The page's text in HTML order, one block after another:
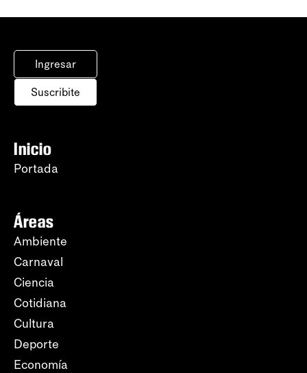
Ingresar
Suscribite
Inicio
Portada
Áreas
Ambiente
Carnaval
Ciencia
Cotidiana
Cultura
Deporte
Economía